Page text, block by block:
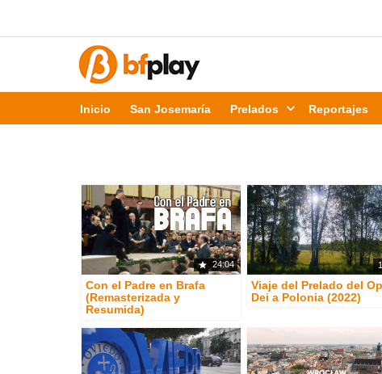
Inicio San Josemaría Prelados Reportajes
24:04
Con el Padre en Brafa
(Remasterizada y
Resumida)
Viaje del Prelado del
Dei a Polonia (2022)